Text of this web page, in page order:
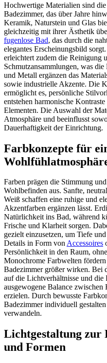
Hochwertige Materialien sind
Badezimmer, das über Jahre
Keramik, Naturstein und Glas
gleichzeitig mit ihrer Ästhetik
fugenlose Bad, das durch die
elegantes Erscheinungsbild
erleichtert zudem die Reinigung
Schmutzansammlungen, was
und Metall ergänzen das
sowie industrielle Akzente. Die
ermöglicht es, persönliche
entstehen harmonische
Elementen. Die Auswahl der
Atmosphäre und beeinflusst
Dauerhaftigkeit der Einrichtung.
Farbkonzepte für
Farben prägen die Stimmung
Wohlbefinden aus. Sanfte,
Weiß schaffen eine ruhige und
Akzentfarben ergänzen lässt.
Natürlichkeit ins Bad, während
Frische und Klarheit sorgen.
gezielt einzusetzen, um Tiefe
Details in Form vonAccessoires
Persönlichkeit in den Raum,
Monochrome Farbwelten
Badezimmer größer wirken. Bei
auf die Lichtverhältnisse und die
ausgewogene Balance
erzielen. Durch bewusste
Badezimmer individuell
verwandeln.
Lichtgestaltung zur
und Formen